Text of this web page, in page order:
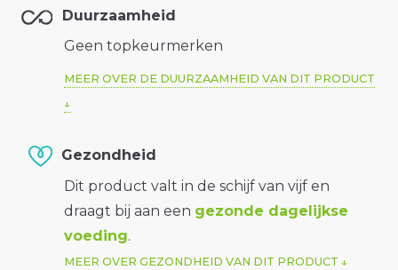
Duurzaamheid
Geen topkeurmerken
MEER OVER DE DUURZAAMHEID VAN DIT PRODUCT
Gezondheid
Dit product valt in de schijf van vijf en
draagt bij aan een gezonde dagelijkse
voeding.
MEER OVER GEZONDHEID VAN DIT PRODUCT